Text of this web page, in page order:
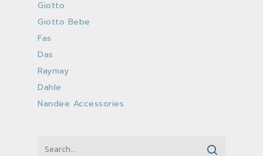
Giotto
Giotto Bebe
Fas
Das
Raymay
Dahle
Nandee Accessories